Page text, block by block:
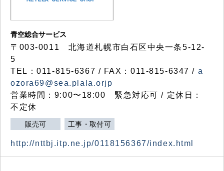
青空総合サービス
〒003-0011 北海道札幌市白石区中央一条5-12-
5
TEL：011-815-6367 / FAX：011-815-6347 / a
ozora69@sea.plala.orjp
営業時間：9:00〜18:00 緊急対応可 / 定休日：
不定休
販売可 工事・取付可
http://nttbj.itp.ne.jp/0118156367/index.html